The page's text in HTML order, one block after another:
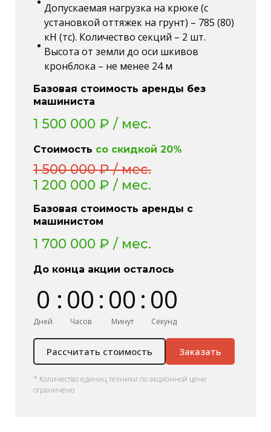
Допускаемая нагрузка на крюке (с
установкой оттяжек на грунт) – 785 (80)
кН (тс). Количество секций – 2 шт.
Высота от земли до оси шкивов
кронблока – не менее 24 м
Базовая стоимость аренды без
машиниста
1 500 000 ₽ / мес.
Стоимость со скидкой 20%
1 500 000 ₽ / мес.
1 200 000 ₽ / мес.
Базовая стоимость аренды с
машинистом
1 700 000 ₽ / мес.
До конца акции осталось
0
Дней
: 00
Часов
: 00
Минут
: 00
Секунд
Рассчитать стоимость Заказать
* Количество единиц техники по акционной цене
ограничено